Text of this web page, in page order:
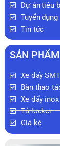
Dự án tiêu
Tuyển dụng
Tin tức
SẢN
Xe đẩy SMT
Bàn thao
Xe đẩy inox
Tủ locker
Giá kệ